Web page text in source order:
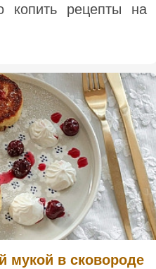
копить рецепты на
мукой в сковороде